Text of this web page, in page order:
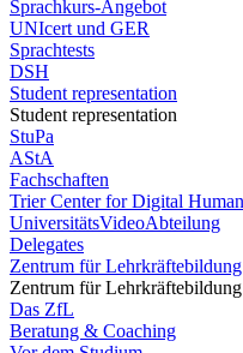
Sprachkurs-Angebot
UNIcert und GER
Sprachtests
DSH
Student representation
Student representation
StuPa
AStA
Fachschaften
Trier Center for Digital
UniversitätsVideoAbteilung
Delegates
Zentrum für Lehrkräftebildung
Zentrum für Lehrkräftebildung
Das ZfL
Beratung & Coaching